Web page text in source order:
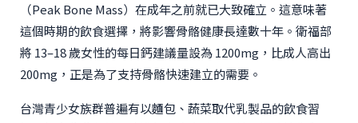
（Peak Bone Mass）在成年之前就已大致確立。這意味著
這個時期的飲食選擇，將影響骨骼健康長達數十年。衛福部
將 13–18 歲女性的每日鈣建議量設為 1200mg，比成人高出
200mg，正是為了支持骨骼快速建立的需要。
台灣青少女族群普遍有以麵包、蔬菜取代乳製品的飲食習